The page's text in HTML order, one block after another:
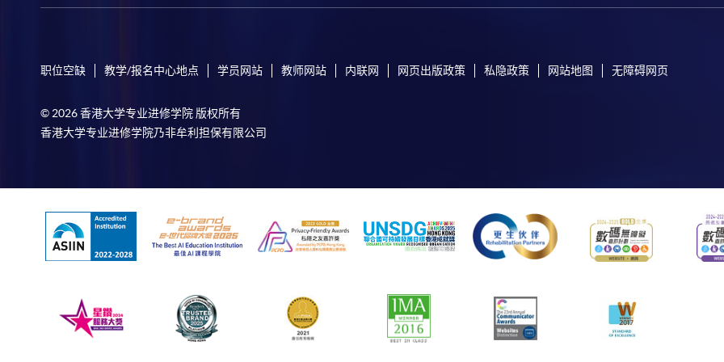
职位空缺 教学/报名中心地点 学员网站 教师网站 内联网 网页出版政策 私隐政策 网站地图 无障碍网页
© 2026 香港大学专业进修学院 版权所有
香港大学专业进修学院乃非牟利担保有限公司